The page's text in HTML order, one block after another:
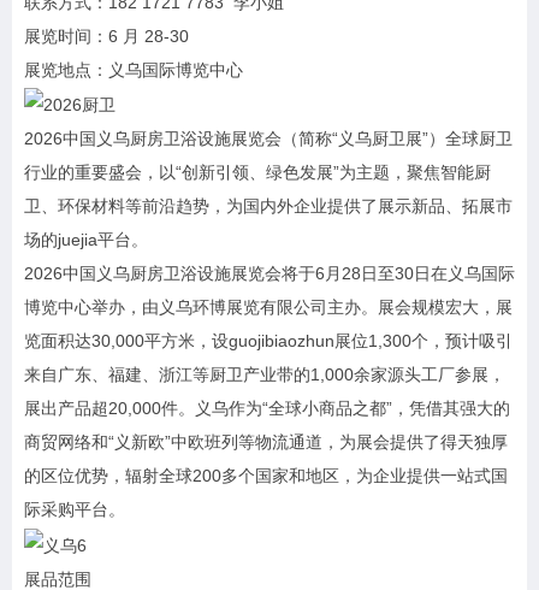
展览时间：6 月 28-30
展览地点：义乌国际博览中心
2026中国义乌厨房卫浴设施展览会（简称“义乌厨卫展”）全球厨卫
行业的重要盛会，以“创新引领、绿色发展”为主题，聚焦智能厨
卫、环保材料等前沿趋势，为国内外企业提供了展示新品、拓展市
场的juejia平台。
2026中国义乌厨房卫浴设施展览会将于6月28日至30日在义乌国际
博览中心举办，由义乌环博展览有限公司主办。展会规模宏大，展
览面积达30,000平方米，设guojibiaozhun展位1,300个，预计吸引
来自广东、福建、浙江等厨卫产业带的1,000余家源头工厂参展，
展出产品超20,000件。义乌作为“全球小商品之都”，凭借其强大的
商贸网络和“义新欧”中欧班列等物流通道，为展会提供了得天独厚
的区位优势，辐射全球200多个国家和地区，为企业提供一站式国
际采购平台。
展品范围